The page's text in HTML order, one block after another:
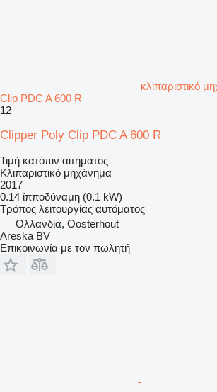
κλιπαριστικό
Clip PDC A 600 R
12
Clipper Poly Clip PDC A 600 R
Τιμή κατόπιν αιτήματος
Κλιπαριστικό μηχάνημα
2017
0.14 ίπποδύναμη (0.1 kW)
Τρόπος λειτουργίας αυτόματος
Ολλανδία, Oosterhout
Areska BV
Επικοινωνία με τον πωλητή